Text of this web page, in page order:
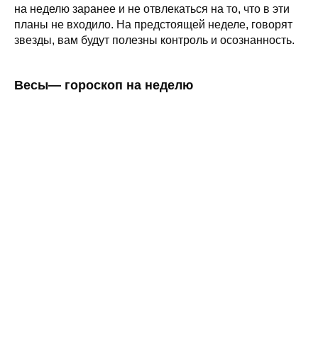
на неделю заранее и не отвлекаться на то, что в эти
планы не входило. На предстоящей неделе, говорят
звезды, вам будут полезны контроль и осознанность.
Весы— гороскоп на неделю